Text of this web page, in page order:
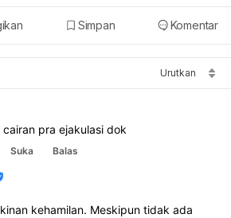
Simpan Komentar
Urutkan
pra ejakulasi dok
Suka Balas
kehamilan. Meskipun tidak ada